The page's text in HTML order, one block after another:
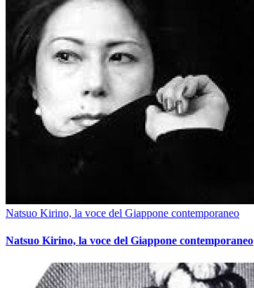
Natsuo Kirino, la voce del Giappone contemporaneo
Natsuo Kirino, la voce del Giappone contemporaneo